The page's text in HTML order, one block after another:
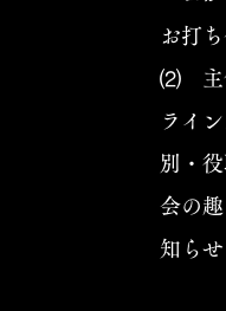
お打
⑵ 主
ライ
別・
会の
知らせ